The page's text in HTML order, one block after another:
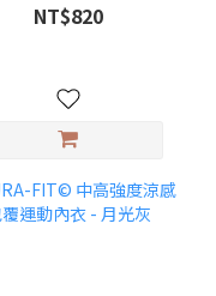
NT$820